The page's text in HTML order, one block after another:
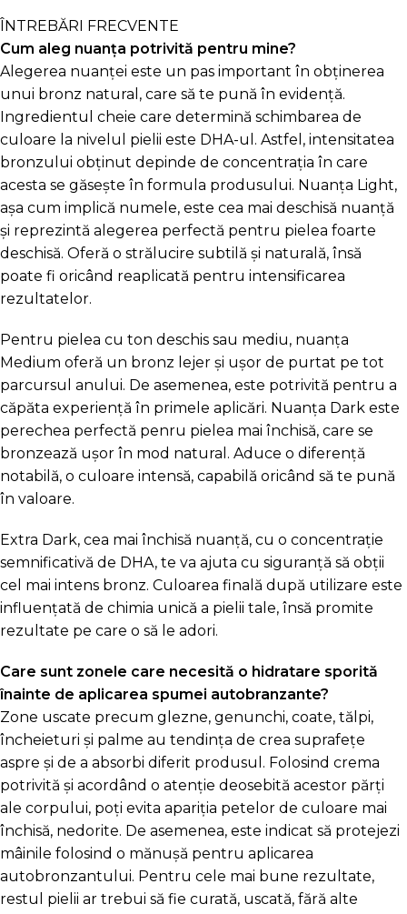
ÎNTREBĂRI FRECVENTE
Cum aleg nuanța potrivită pentru mine?
Alegerea nuanței este un pas important în obținerea
unui bronz natural, care să te pună în evidență.
Ingredientul cheie care determină schimbarea de
culoare la nivelul pielii este DHA-ul. Astfel, intensitatea
bronzului obținut depinde de concentrația în care
acesta se găsește în formula produsului. Nuanța Light,
așa cum implică numele, este cea mai deschisă nuanță
și reprezintă alegerea perfectă pentru pielea foarte
deschisă. Oferă o strălucire subtilă și naturală, însă
poate fi oricând reaplicată pentru intensificarea
rezultatelor.
Pentru pielea cu ton deschis sau mediu, nuanța
Medium oferă un bronz lejer și ușor de purtat pe tot
parcursul anului. De asemenea, este potrivită pentru a
căpăta experiență în primele aplicări. Nuanța Dark este
perechea perfectă penru pielea mai închisă, care se
bronzează ușor în mod natural. Aduce o diferență
notabilă, o culoare intensă, capabilă oricând să te pună
în valoare.
Extra Dark, cea mai închisă nuanță, cu o concentrație
semnificativă de DHA, te va ajuta cu siguranță să obții
cel mai intens bronz. Culoarea finală după utilizare este
influențată de chimia unică a pielii tale, însă promite
rezultate pe care o să le adori.
Care sunt zonele care necesită o hidratare sporită
înainte de aplicarea spumei autobranzante?
Zone uscate precum glezne, genunchi, coate, tălpi,
încheieturi și palme au tendința de crea suprafețe
aspre și de a absorbi diferit produsul. Folosind crema
potrivită și acordând o atenție deosebită acestor părți
ale corpului, poți evita apariția petelor de culoare mai
închisă, nedorite. De asemenea, este indicat să protejezi
mâinile folosind o mănușă pentru aplicarea
autobronzantului. Pentru cele mai bune rezultate,
restul pielii ar trebui să fie curată, uscată, fără alte